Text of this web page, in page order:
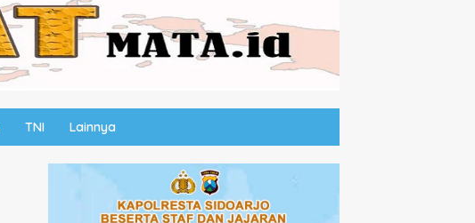
TNI Lainnya